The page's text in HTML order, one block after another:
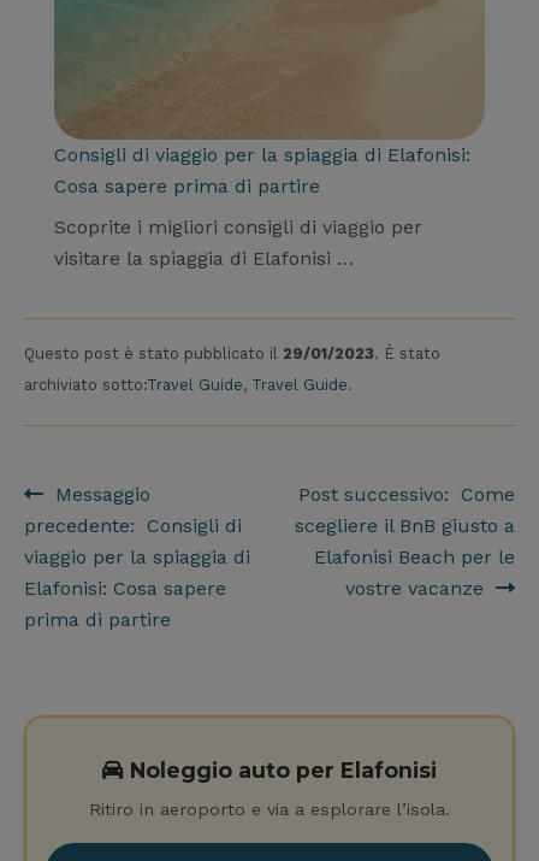
Consigli di viaggio per la spiaggia di Elafonisi:
Cosa sapere prima di partire
Scoprite i migliori consigli di viaggio per
visitare la spiaggia di Elafonisi …
Questo post è stato pubblicato il 29/01/2023. È stato
archiviato sotto:Travel Guide, Travel Guide.
Navigazione articoli
Messaggio
precedente: Consigli di
viaggio per la spiaggia di
Elafonisi: Cosa sapere
prima di partire
Post successivo: Come
scegliere il BnB giusto a
Elafonisi Beach per le
vostre vacanze
Noleggio auto per Elafonisi
Ritiro in aeroporto e via a esplorare l’isola.